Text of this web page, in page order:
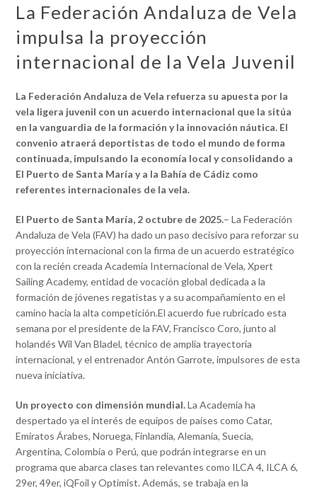
La Federación Andaluza de Vela
impulsa la proyección
internacional de la Vela Juvenil
La Federación Andaluza de Vela refuerza su apuesta por la
vela ligera juvenil con un acuerdo internacional que la sitúa
en la vanguardia de la formación y la innovación náutica. El
convenio atraerá deportistas de todo el mundo de forma
continuada, impulsando la economía local y consolidando a
El Puerto de Santa María y a la Bahía de Cádiz como
referentes internacionales de la vela.
El Puerto de Santa María, 2 octubre de 2025.– La Federación
Andaluza de Vela (FAV) ha dado un paso decisivo para reforzar su
proyección internacional con la firma de un acuerdo estratégico
con la recién creada Academia Internacional de Vela, Xpert
Sailing Academy, entidad de vocación global dedicada a la
formación de jóvenes regatistas y a su acompañamiento en el
camino hacia la alta competición.El acuerdo fue rubricado esta
semana por el presidente de la FAV, Francisco Coro, junto al
holandés Wil Van Bladel, técnico de amplia trayectoria
internacional, y el entrenador Antón Garrote, impulsores de esta
nueva iniciativa.
Un proyecto con dimensión mundial.La Academia ha
despertado ya el interés de equipos de países como Catar,
Emiratos Árabes, Noruega, Finlandia, Alemania, Suecia,
Argentina, Colombia o Perú, que podrán integrarse en un
programa que abarca clases tan relevantes como ILCA 4, ILCA 6,
29er, 49er, iQFoil y Optimist. Además, se trabaja en la